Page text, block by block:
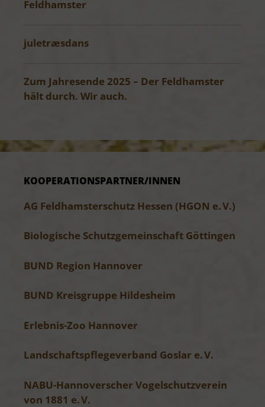
Feldhamster
juletræsdans
Zum Jahresende 2025 – Der Feldhamster
hält durch. Wir auch.
KOOPERATIONS­PARTNER/INNEN
AG Feldhamsterschutz Hessen (HGON e. V.)
Biologische Schutzgemeinschaft Göttingen
BUND Region Hannover
BUND Kreisgruppe Hildesheim
Erlebnis-Zoo Hannover
Landschaftspflegeverband Goslar e. V.
NABU-Hannoverscher Vogelschutzverein
von 1881 e. V.